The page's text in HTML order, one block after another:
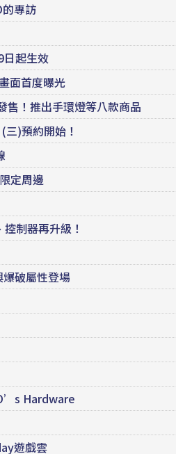
專訪
起生效
面首度曝光
！推出手環燈等八款商品
)預約開始！
定周邊
制器再升級！
破屬性登場
Hardware
遊戲雲